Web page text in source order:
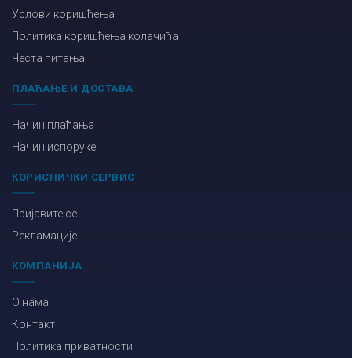
Услови коришћења
Политика коришћења колачића
Честа питања
ПЛАЋАЊЕ И ДОСТАВА
Начин плаћања
Начин испоруке
КОРИСНИЧКИ СЕРВИС
Пријавите се
Рекламације
КОМПАНИЈА
О нама
Контакт
Политика приватности